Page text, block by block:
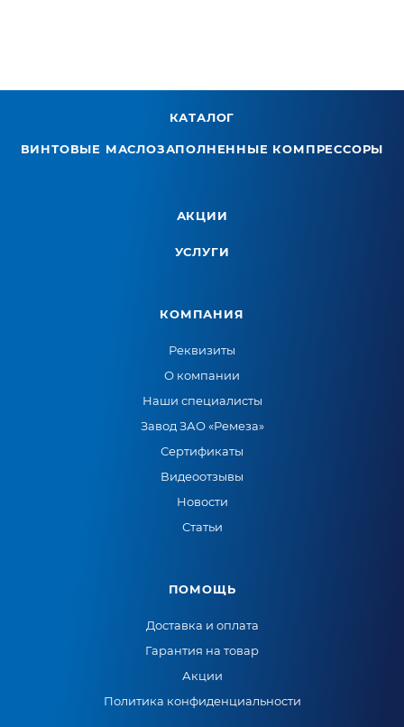
КАТАЛОГ
ВИНТОВЫЕ МАСЛОЗАПОЛНЕННЫЕ КОМПРЕССОРЫ
АКЦИИ
УСЛУГИ
КОМПАНИЯ
Реквизиты
О компании
Наши специалисты
Завод ЗАО «Ремеза»
Сертификаты
Видеоотзывы
Новости
Статьи
ПОМОЩЬ
Доставка и оплата
Гарантия на товар
Акции
Политика конфиденциальности